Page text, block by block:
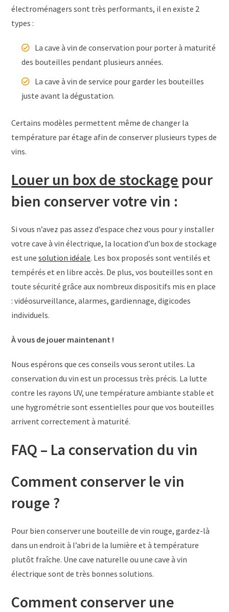
électroménagers sont très performants, il en existe 2
types :
La cave à vin de conservation pour porter à maturité
des bouteilles pendant plusieurs années.
La cave à vin de service pour garder les bouteilles
juste avant la dégustation.
Certains modèles permettent même de changer la
température par étage afin de conserver plusieurs types de
vins.
Louer un box de stockage pour
bien conserver votre vin :
Si vous n’avez pas assez d’espace chez vous pour y installer
votre cave à vin électrique, la location d’un box de stockage
est unesolution idéale. Les box proposés sont ventilés et
tempérés et en libre accès. De plus, vos bouteilles sont en
toute sécurité grâce aux nombreux dispositifs mis en place
: vidéosurveillance, alarmes, gardiennage, digicodes
individuels.
À vous de jouer maintenant !
Nous espérons que ces conseils vous seront utiles. La
conservation du vin est un processus très précis. La lutte
contre les rayons UV, une température ambiante stable et
une hygrométrie sont essentielles pour que vos bouteilles
arrivent correctement à maturité.
FAQ – La conservation du vin
Comment conserver le vin
rouge ?
Pour bien conserver une bouteille de vin rouge, gardez-là
dans un endroit à l’abri de la lumière et à température
plutôt fraîche. Une cave naturelle ou une cave à vin
électrique sont de très bonnes solutions.
Comment conserver une